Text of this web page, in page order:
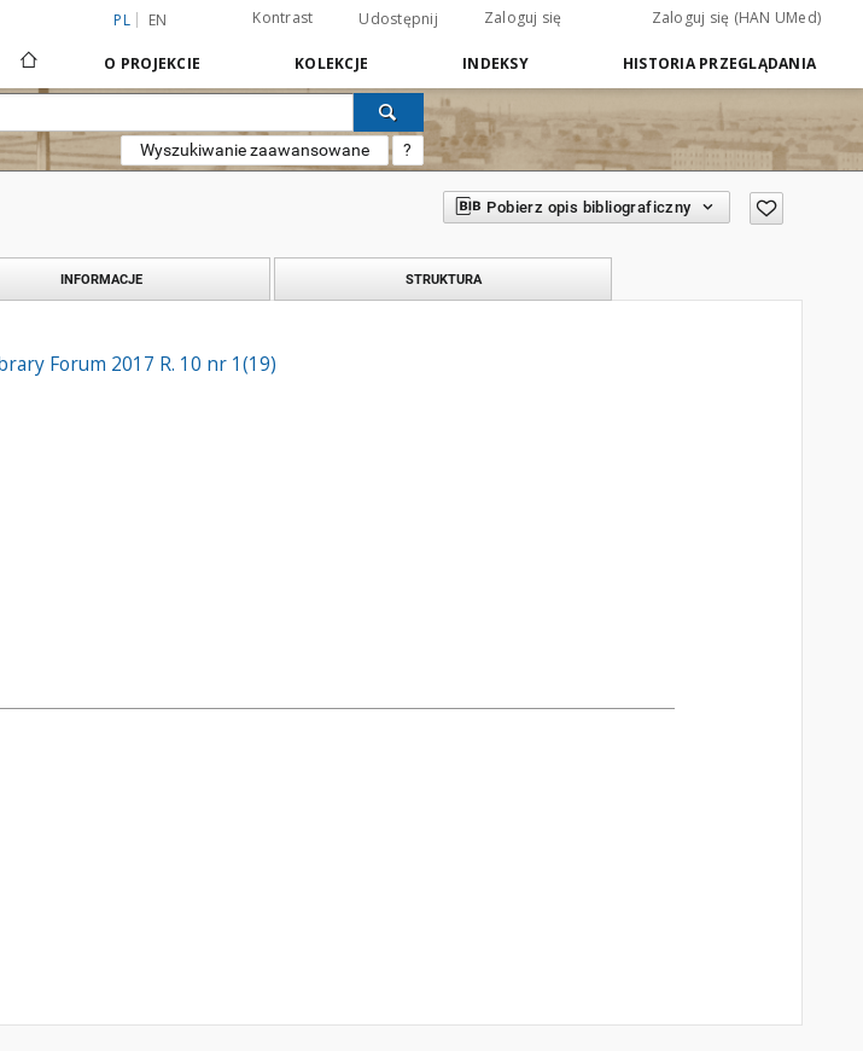
PL EN Kontrast Udostępnij Zaloguj się Zaloguj się (HAN UMed)
O PROJEKCIE KOLEKCJE INDEKSY HISTORIA PRZEGLĄDANIA
Wyszukiwanie zaawansowane ?
Pobierz opis bibliograficzny
INFORMACJE STRUKTURA
Forum 2017 R. 10 nr 1(19)